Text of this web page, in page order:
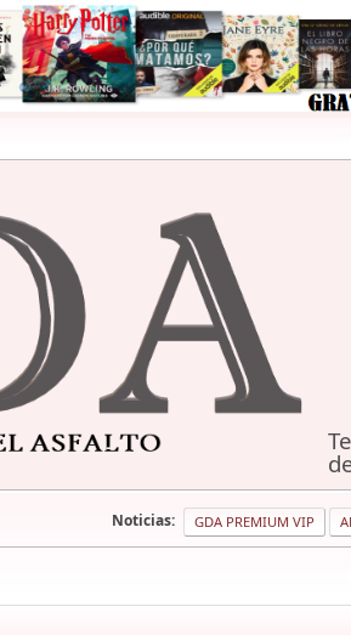
Noticias: GDA PREMIUM VIP